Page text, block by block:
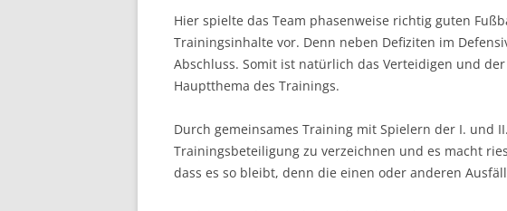
Hier spielte das Team phasenweise richtig guten
Trainingsinhalte vor. Denn neben Defiziten im
Abschluss. Somit ist natürlich das Verteidigen und
Hauptthema des Trainings.
Durch gemeinsames Training mit Spielern der I. und
Trainingsbeteiligung zu verzeichnen und es macht
dass es so bleibt, denn die einen oder anderen